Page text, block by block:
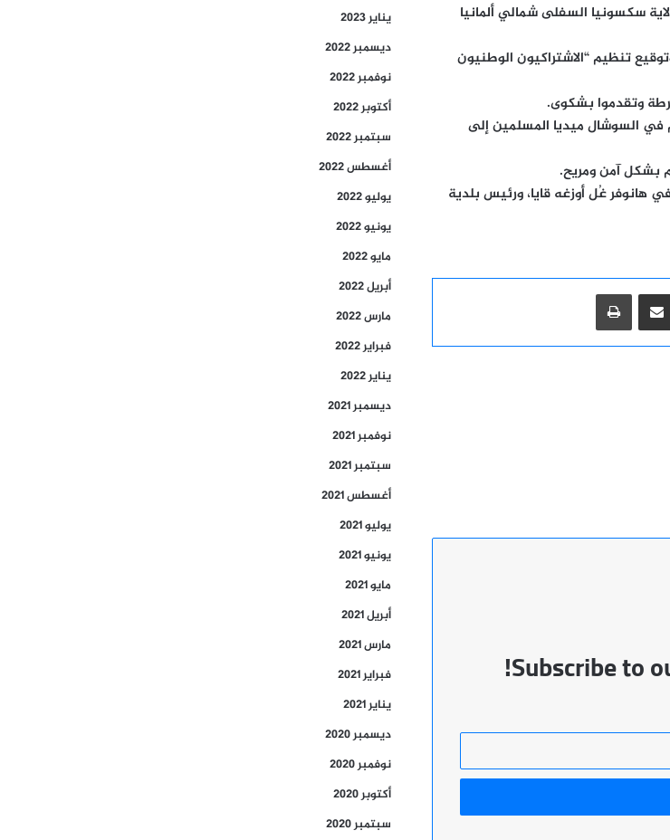
سكسونيا السفلى شمالي ألمانيا
المعقوف وتوقيع تنظيم “الاشتراكيون الوطنيون
وتقدموا بشكوى.
في السوشال ميديا المسلمين إلى
بشكل آمن ومريح.
هانوفر غُل أوزغه قايا، ورئيس بلدية
مشاركة عبر البريد طباعة
Subscribe to
يناير 2023
ديسمبر 2022
نوفمبر 2022
أكتوبر 2022
سبتمبر 2022
أغسطس 2022
يوليو 2022
يونيو 2022
مايو 2022
أبريل 2022
مارس 2022
فبراير 2022
يناير 2022
ديسمبر 2021
نوفمبر 2021
سبتمبر 2021
أغسطس 2021
يوليو 2021
يونيو 2021
مايو 2021
أبريل 2021
مارس 2021
فبراير 2021
يناير 2021
ديسمبر 2020
نوفمبر 2020
أكتوبر 2020
سبتمبر 2020